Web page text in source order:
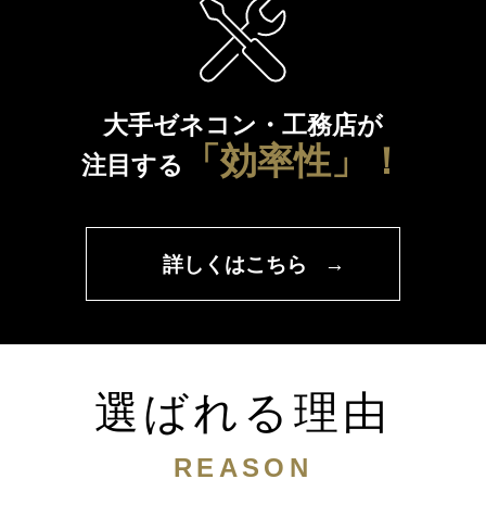
大手ゼネコン・工務店が
注目する
「効率性」！
詳しくはこちら →
選ばれる理由
REASON